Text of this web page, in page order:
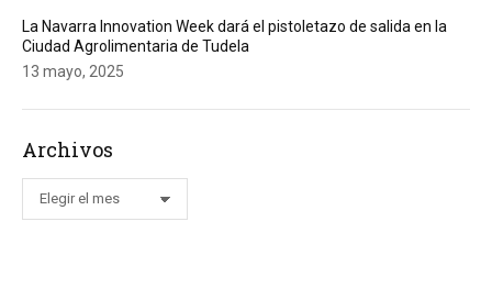
La Navarra Innovation Week dará el pistoletazo de salida en la
Ciudad Agrolimentaria de Tudela
13 mayo, 2025
Archivos